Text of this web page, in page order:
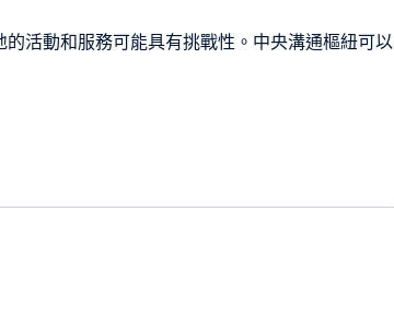
活動和服務可能具有挑戰性。中央溝通樞紐可以